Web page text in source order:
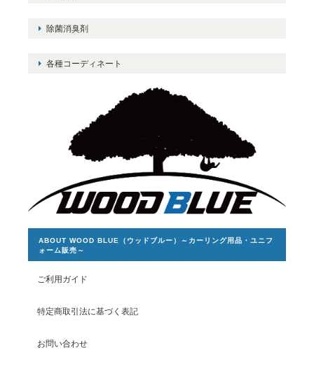
除菌消臭剤
各種コーディネート
ABOUT WOOD BLUE（ウッドブルー）～カーリング用品・ユニフ
ォーム販売～
ご利用ガイド
特定商取引法に基づく表記
お問い合わせ